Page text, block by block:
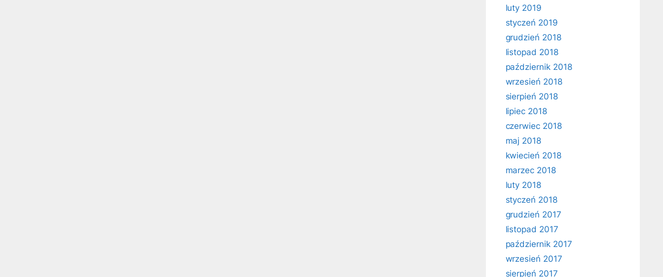
luty 2019
styczeń 2019
grudzień 2018
listopad 2018
październik 2018
wrzesień 2018
sierpień 2018
lipiec 2018
czerwiec 2018
maj 2018
kwiecień 2018
marzec 2018
luty 2018
styczeń 2018
grudzień 2017
listopad 2017
październik 2017
wrzesień 2017
sierpień 2017